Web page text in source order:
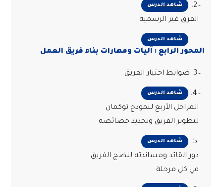
شاهد الدرس
2.
الفرق غير الرسمية
شاهد الدرس
المحور الرابع : آليات ومهارات بناء فريق العمل
شاهد الدرس
4.
المراحل الأربع لنموذج توكمان
لتطوير الفريق وتحديد خصائصه
شاهد الدرس
5.
دور القائد ومساندته لنضج الفريق
في كل مرحلة